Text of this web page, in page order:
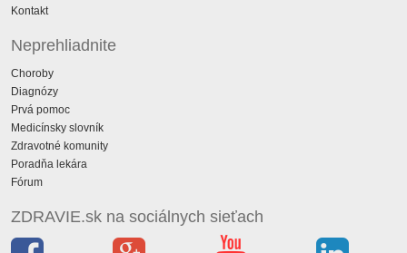
Kontakt
Neprehliadnite
Choroby
Diagnózy
Prvá pomoc
Medicínsky slovník
Zdravotné komunity
Poradňa lekára
Fórum
ZDRAVIE.sk na sociálnych sieťach